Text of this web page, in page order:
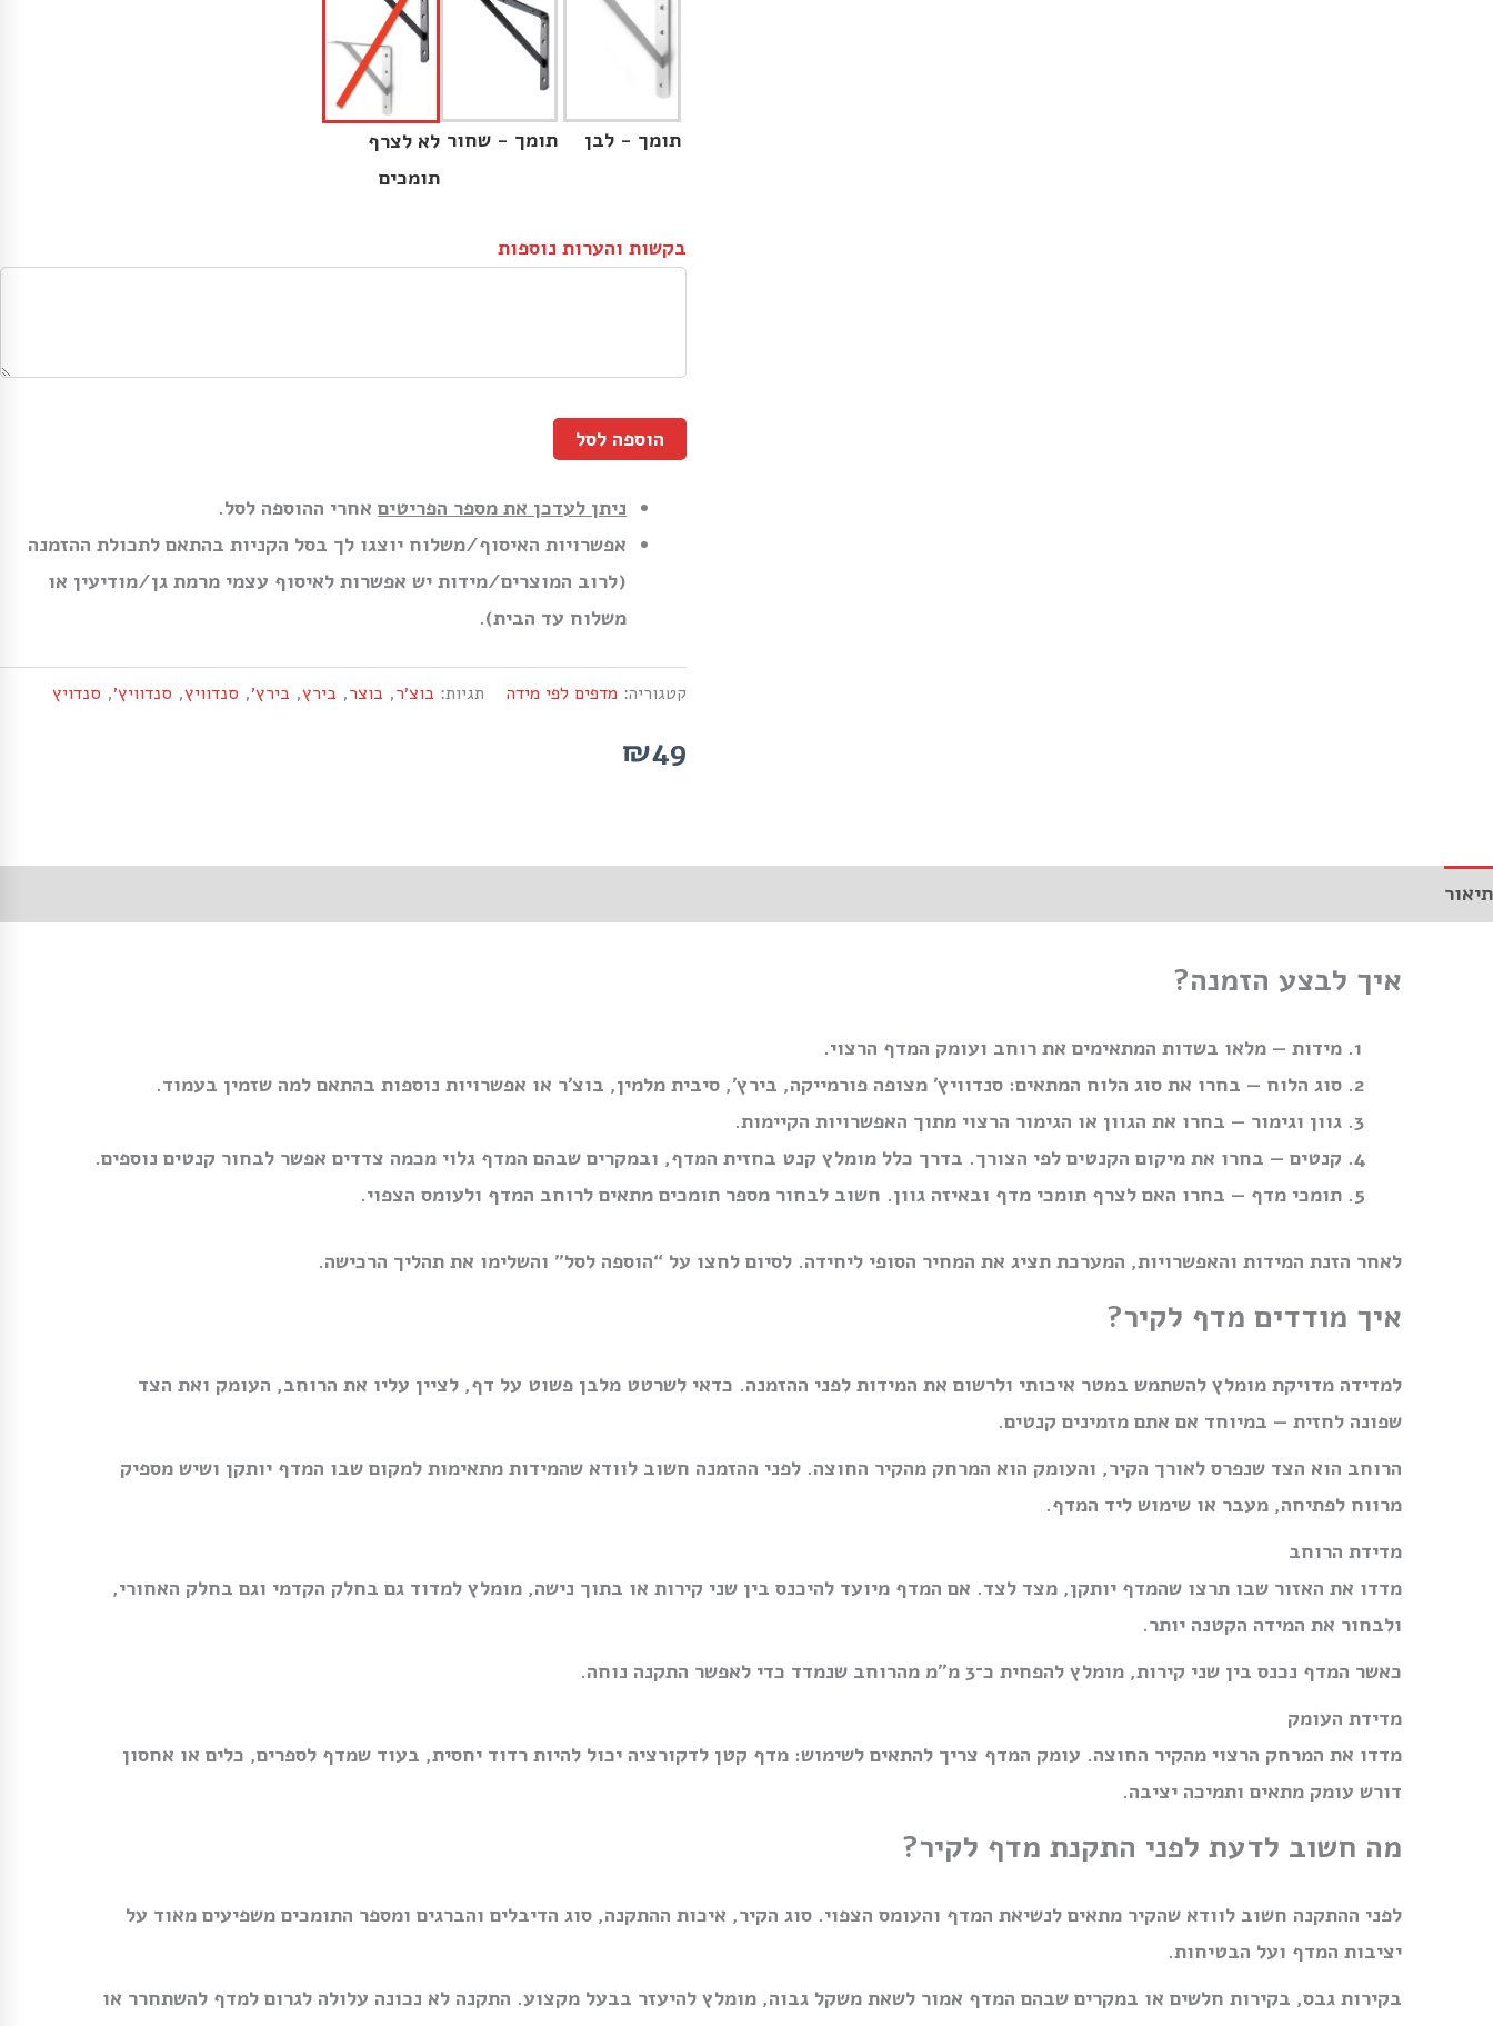
תומך - לבן תומך - שחור לא לצרף
תומכים
בקשות והערות נוספות
הוספה לסל
ניתן לעדכן את מספר הפריטיםאחרי ההוספה לסל.
אפשרויות האיסוף/משלוח יוצגו לך בסל הקניות בהתאם לתכולת ההזמנה
(לרוב המוצרים/מידות יש אפשרות לאיסוף עצמי מרמת גן/מודיעין או
משלוח עד הבית).
קטגוריה: מדפים לפי מידה תגיות: בוצ׳ר, בוצר, בירץ, בירץ׳, סנדוויץ, סנדוויץ׳, סנדויץ
₪49
תיאור
איך לבצע הזמנה?
מידות — מלאו בשדות המתאימים את רוחב ועומק המדף הרצוי.
סוג הלוח — בחרו את סוג הלוח המתאים: סנדוויץ׳ מצופה פורמייקה, בירץ׳, סיבית מלמין, בוצ׳ר או אפשרויות נוספות בהתאם למה שזמין בעמוד.
גוון וגימור — בחרו את הגוון או הגימור הרצוי מתוך האפשרויות הקיימות.
קנטים — בחרו את מיקום הקנטים לפי הצורך. בדרך כלל מומלץ קנט בחזית המדף, ובמקרים שבהם המדף גלוי מכמה צדדים אפשר לבחור קנטים נוספים.
תומכי מדף — בחרו האם לצרף תומכי מדף ובאיזה גוון. חשוב לבחור מספר תומכים מתאים לרוחב המדף ולעומס הצפוי.
לאחר הזנת המידות והאפשרויות, המערכת תציג את המחיר הסופי ליחידה. לסיום לחצו על “הוספה לסל” והשלימו את תהליך הרכישה.
איך מודדים מדף לקיר?
למדידה מדויקת מומלץ להשתמש במטר איכותי ולרשום את המידות לפני ההזמנה. כדאי לשרטט מלבן פשוט על דף, לציין עליו את הרוחב, העומק ואת הצד
שפונה לחזית — במיוחד אם אתם מזמינים קנטים.
הרוחב הוא הצד שנפרס לאורך הקיר, והעומק הוא המרחק מהקיר החוצה. לפני ההזמנה חשוב לוודא שהמידות מתאימות למקום שבו המדף יותקן ושיש מספיק
מרווח לפתיחה, מעבר או שימוש ליד המדף.
מדידת הרוחב
מדדו את האזור שבו תרצו שהמדף יותקן, מצד לצד. אם המדף מיועד להיכנס בין שני קירות או בתוך נישה, מומלץ למדוד גם בחלק הקדמי וגם בחלק האחורי,
ולבחור את המידה הקטנה יותר.
כאשר המדף נכנס בין שני קירות, מומלץ להפחית כ־3 מ״מ מהרוחב שנמדד כדי לאפשר התקנה נוחה.
מדידת העומק
מדדו את המרחק הרצוי מהקיר החוצה. עומק המדף צריך להתאים לשימוש: מדף קטן לדקורציה יכול להיות רדוד יחסית, בעוד שמדף לספרים, כלים או אחסון
דורש עומק מתאים ותמיכה יציבה.
מה חשוב לדעת לפני התקנת מדף לקיר?
לפני ההתקנה חשוב לוודא שהקיר מתאים לנשיאת המדף והעומס הצפוי. סוג הקיר, איכות ההתקנה, סוג הדיבלים והברגים ומספר התומכים משפיעים מאוד על
יציבות המדף ועל הבטיחות.
בקירות גבס, בקירות חלשים או במקרים שבהם המדף אמור לשאת משקל גבוה, מומלץ להיעזר בבעל מקצוע. התקנה לא נכונה עלולה לגרום למדף להשתחרר או